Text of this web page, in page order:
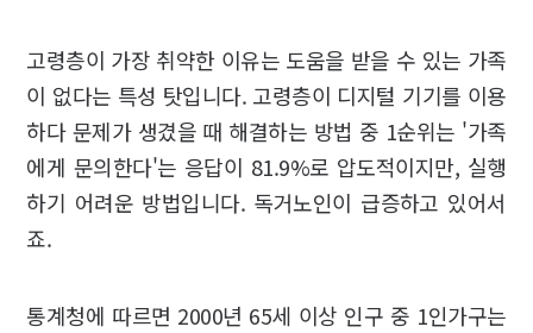
고령층이 가장 취약한 이유는 도움을 받을 수 있는 가족
이 없다는 특성 탓입니다. 고령층이 디지털 기기를 이용
하다 문제가 생겼을 때 해결하는 방법 중 1순위는 '가족
에게 문의한다'는 응답이 81.9%로 압도적이지만, 실행
하기 어려운 방법입니다. 독거노인이 급증하고 있어서
죠.
통계청에 따르면 2000년 65세 이상 인구 중 1인가구는